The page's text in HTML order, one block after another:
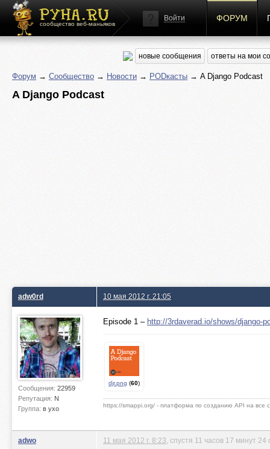
сообщество веб-маньяков
Войти ФОРУМ
новые сообщения ответы на мои
Форум → Сообщество → Новости → PODкасты → A Django Podcast
A Django Podcast
adw0rd
Сообщения: 22959
Репутация: N
Группа: в ухо
10 мая 2012 г. 21:05
Episode 1 – http://3rdaverad.io/shows/django-
djr.png (60)
https://smappi.org/ - платформа по созданию API на все
adwo 11 мая 2012 г. 8:23 , спустя 11 часов 17 минут 24